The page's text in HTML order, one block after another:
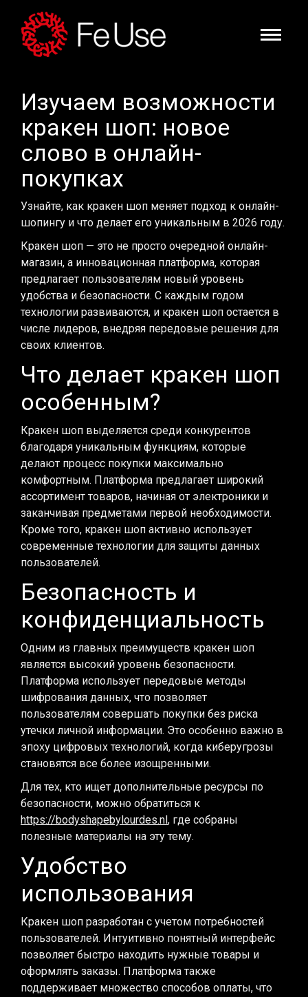
Изучаем возможности
кракен шоп: новое
слово в онлайн-
покупках
Узнайте, как кракен шоп меняет подход к онлайн-
шопингу и что делает его уникальным в 2026 году.
Кракен шоп — это не просто очередной онлайн-
магазин, а инновационная платформа, которая
предлагает пользователям новый уровень
удобства и безопасности. С каждым годом
технологии развиваются, и кракен шоп остается в
числе лидеров, внедряя передовые решения для
своих клиентов.
Что делает кракен шоп
особенным?
Кракен шоп выделяется среди конкурентов
благодаря уникальным функциям, которые
делают процесс покупки максимально
комфортным. Платформа предлагает широкий
ассортимент товаров, начиная от электроники и
заканчивая предметами первой необходимости.
Кроме того, кракен шоп активно использует
современные технологии для защиты данных
пользователей.
Безопасность и
конфиденциальность
Одним из главных преимуществ кракен шоп
является высокий уровень безопасности.
Платформа использует передовые методы
шифрования данных, что позволяет
пользователям совершать покупки без риска
утечки личной информации. Это особенно важно в
эпоху цифровых технологий, когда киберугрозы
становятся все более изощренными.
Для тех, кто ищет дополнительные ресурсы по
безопасности, можно обратиться к
https://bodyshapebylourdes.nl, где собраны
полезные материалы на эту тему.
Удобство
использования
Кракен шоп разработан с учетом потребностей
пользователей. Интуитивно понятный интерфейс
позволяет быстро находить нужные товары и
оформлять заказы. Платформа также
поддерживает множество способов оплаты, что